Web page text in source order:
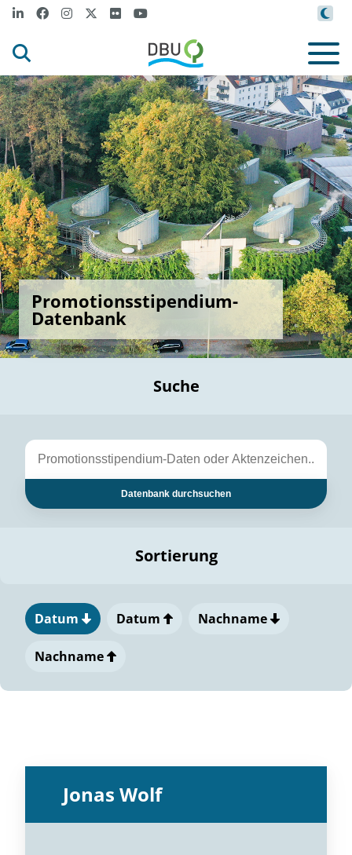
Promotionsstipendium-
Datenbank
Suche
Datenbank durchsuchen
Sortierung
Datum Datum Nachname
Nachname
Jonas Wolf